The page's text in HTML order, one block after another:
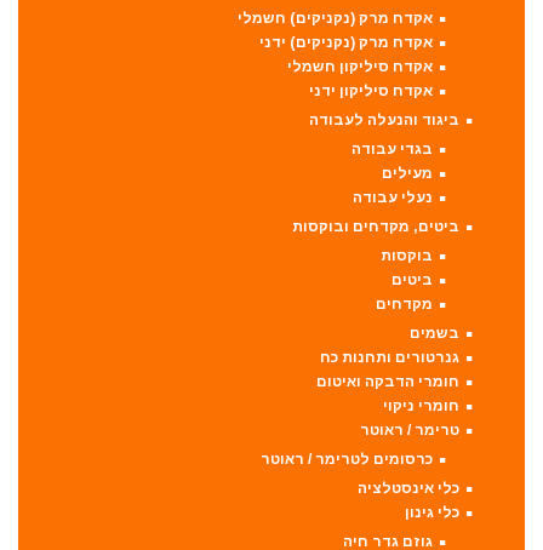
אקדח מרק (נקניקים) חשמלי
אקדח מרק (נקניקים) ידני
אקדח סיליקון חשמלי
אקדח סיליקון ידני
ביגוד והנעלה לעבודה
בגדי עבודה
מעילים
נעלי עבודה
ביטים, מקדחים ובוקסות
בוקסות
ביטים
מקדחים
בשמים
גנרטורים ותחנות כח
חומרי הדבקה ואיטום
חומרי ניקוי
טרימר / ראוטר
כרסומים לטרימר / ראוטר
כלי אינסטלציה
כלי גינון
גוזם גדר חיה